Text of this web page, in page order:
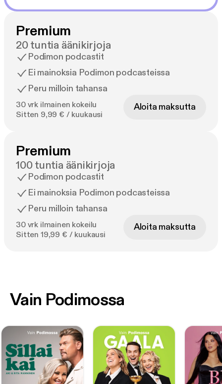
Premium
20 tuntia äänikirjoja
Podimon podcastit
Ei mainoksia Podimon podcasteissa
Peru milloin tahansa
30 vrk ilmainen kokeilu
Sitten 9,99 € / kuukausi
Aloita maksutta
Premium
100 tuntia äänikirjoja
Podimon podcastit
Ei mainoksia Podimon podcasteissa
Peru milloin tahansa
30 vrk ilmainen kokeilu
Sitten 19,99 € / kuukausi
Aloita maksutta
Vain Podimossa